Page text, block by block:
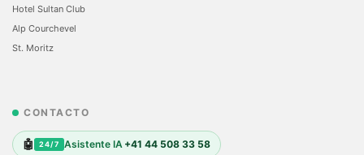
Hotel Sultan Club
Alp Courchevel
St. Moritz
CONTACTO
🤖 24/7 Asistente IA +41 44 508 33 58